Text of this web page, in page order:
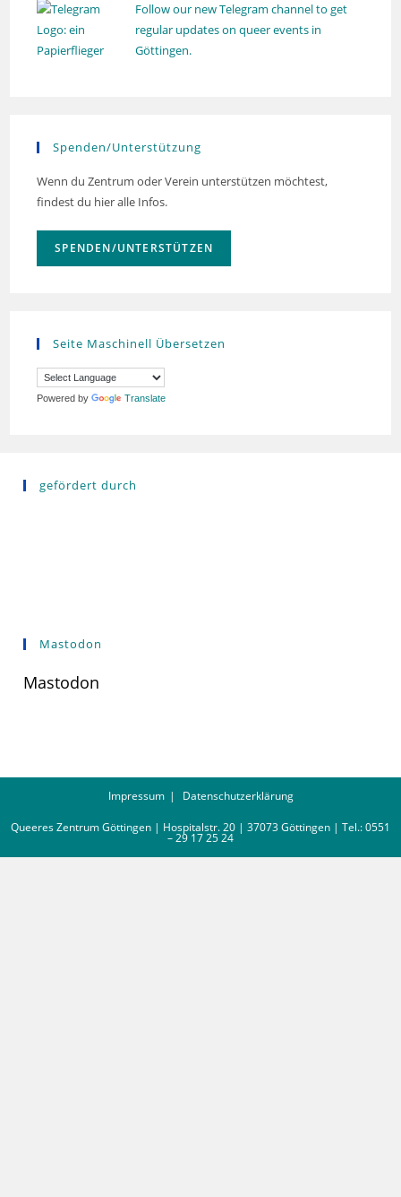
Follow our new Telegram channel to get
regular updates on queer events in
Göttingen.
Spenden/Unterstützung
Wenn du Zentrum oder Verein unterstützen möchtest,
findest du hier alle Infos.
SPENDEN/UNTERSTÜTZEN
Seite Maschinell Übersetzen
Powered by Translate
gefördert durch
Mastodon
Mastodon
Impressum Datenschutzerklärung
Queeres Zentrum Göttingen | Hospitalstr. 20 | 37073 Göttingen | Tel.: 0551
– 29 17 25 24